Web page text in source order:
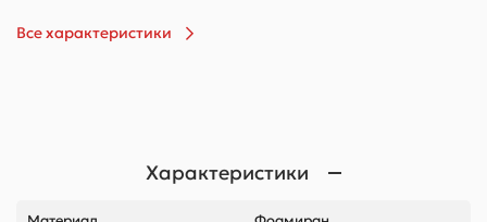
Все характеристики
Характеристики